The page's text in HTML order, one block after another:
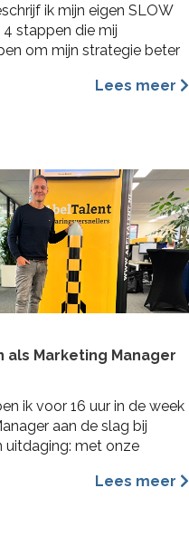
ik mijn eigen SLOW
stappen die mij
om mijn strategie beter
Lees meer
als Marketing Manager
ik voor 16 uur in de week
aan de slag bij
uitdaging: met onze
in de fysieke leefomgeving.
Lees meer